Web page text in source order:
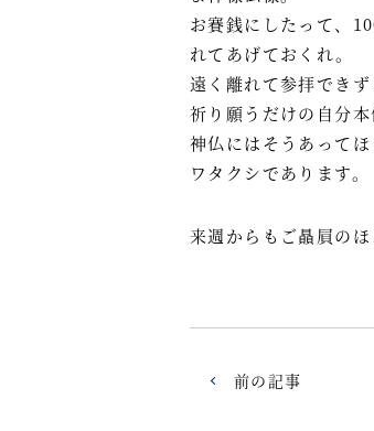
お賽銭にしたって、
れてあげておくれ。
遠く離れて参拝でき
祈り願うだけの自分
神仏にはそうあって
ワタクシであります。
来週からもご贔屓のほ
前の記事